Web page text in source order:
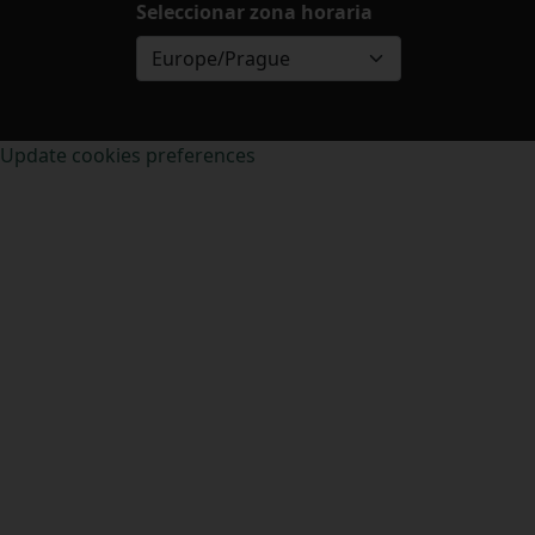
Seleccionar zona horaria
Europe/Prague
Update cookies preferences